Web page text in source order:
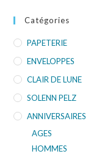
Catégories
PAPETERIE
ENVELOPPES
CLAIR DE LUNE
SOLENN PELZ
ANNIVERSAIRES
AGES
HOMMES